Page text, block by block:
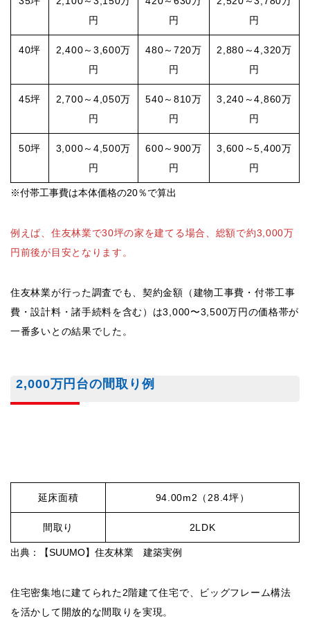
円
円
円
40坪
2,400～3,600万
円
480～720万
円
2,880～4,320万
円
45坪
2,700～4,050万
円
540～810万
円
3,240～4,860万
円
50坪
3,000～4,500万
円
600～900万
円
3,600～5,400万
円
※付帯工事費は本体価格の20％で算出
例えば、住友林業で30坪の家を建てる場合、総額で約3,000万
円前後が目安となります。
住友林業が行った調査でも、契約金額（建物工事費・付帯工事
費・設計料・諸手続料を含む）は3,000〜3,500万円の価格帯が
一番多いとの結果でした。
2,000万円台の間取り例
延床面積 94.00m2（28.4坪）
間取り 2LDK
出典：【SUUMO】住友林業 建築実例
住宅密集地に建てられた2階建て住宅で、ビッグフレーム構法
を活かして開放的な間取りを実現。